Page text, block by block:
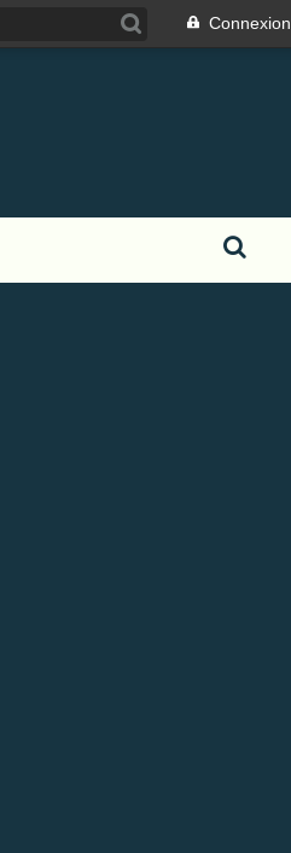
Connexion